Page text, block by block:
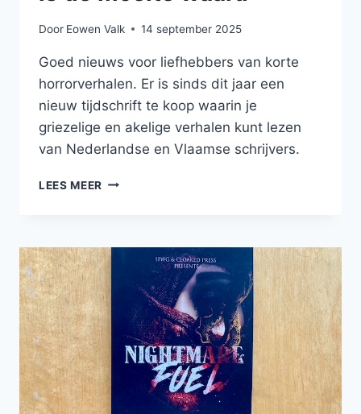
Door Eowen Valk 14 september 2025
Goed nieuws voor liefhebbers van korte
horrorverhalen. Er is sinds dit jaar een
nieuw tijdschrift te koop waarin je
griezelige en akelige verhalen kunt lezen
van Nederlandse en Vlaamse schrijvers.
LEES MEER DIT
DE